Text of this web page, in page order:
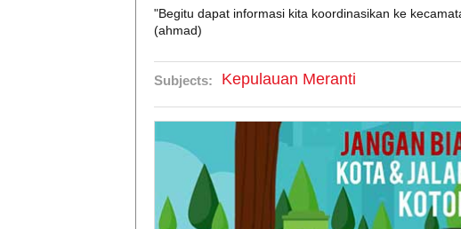
"Begitu dapat informasi kita koordinasikan ke
(ahmad)
Subjects: Kepulauan Meranti